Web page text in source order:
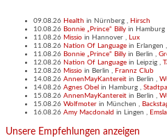
09.08.26 Health in Nürnberg , Hirsch
10.08.26 Bonnie „Prince“ Billy in Hamburg
11.08.26 Missio in Hannover , Lux
11.08.26 Nation Of Language in Erlangen ,
11.08.26 Bonnie „Prince“ Billy in Berlin ,
12.08.26 Nation Of Language in Leipzig ,
12.08.26 Missio in Berlin , Frannz Club
14.08.26 AnnenMayKantereit in Berlin ,
14.08.26 Agnes Obel in Hamburg ,
15.08.26 AnnenMayKantereit in Berlin ,
15.08.26 Wolfmoter in München ,
16.08.26 Amy Macdonald in Lingen ,
Unsere Empfehlungen anzeigen